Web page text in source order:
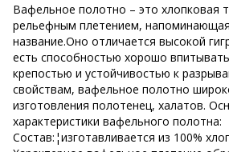
Вафельное полотно – это хлопковая
рельефным плетением,
название.Оно отличается высокой
есть способностью хорошо
крепостью и устойчивостью к
свойствам, вафельное полотно
изготовления полотенец, халатов.
характеристики вафельного полотна:
Состав:¦изготавливается из 100%